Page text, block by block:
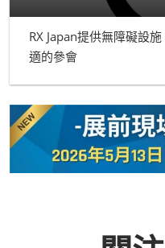
RX Japan提供無障礙設
適的參會